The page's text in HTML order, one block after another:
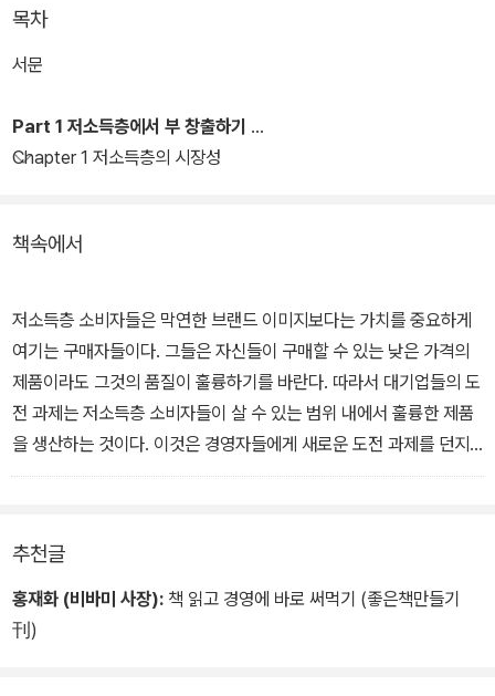
바로 이 시점에서 저자는 다국적 기업의 성장과 발전의 원천으로서
장한다. 더 나아가 정부와 NGO가 수십 년간 해결해 주지 못했던 빈
곤의 퇴치, 저소득 국가의 만연한 부정부패의 사슬을 기업이 끊을 수
등 새롭게 부각되는 저소득층의 특성을 실제 기업들의 사례를 통해
목차
서문
Part 1 저소득층에서 부 창출하기
Chapter 1 저소득층의 시장성
책속에서
저소득층 소비자들은 막연한 브랜드 이미지보다는 가치를 중요하게
여기는 구매자들이다. 그들은 자신들이 구매할 수 있는 낮은 가격의
제품이라도 그것의 품질이 훌륭하기를 바란다. 따라서 대기업들의 도
전 과제는 저소득층 소비자들이 살 수 있는 범위 내에서 훌륭한 제품
을 생산하는 것이다. 이것은 경영자들에게 새로운 도전 과제를 던지
면서 개발 비용, 제조, 그리고 유통에 대한 압박감을 증가시킨다. - 본
추천글
홍재화 (비바미 사장): 책 읽고 경영에 바로 써먹기 (좋은책만들기
刊)